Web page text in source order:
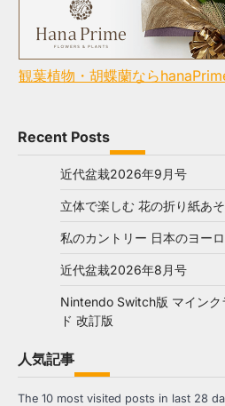
観葉植物・胡蝶蘭なら
Recent Posts
近代盆栽2026年9月号
立体で楽しむ 花の折り紙あ
私のカントリー 日本のヨー
近代盆栽2026年8月号
Nintendo Switch版 マインク
ド 改訂版
人気記事
The 10 most visited posts in last 28